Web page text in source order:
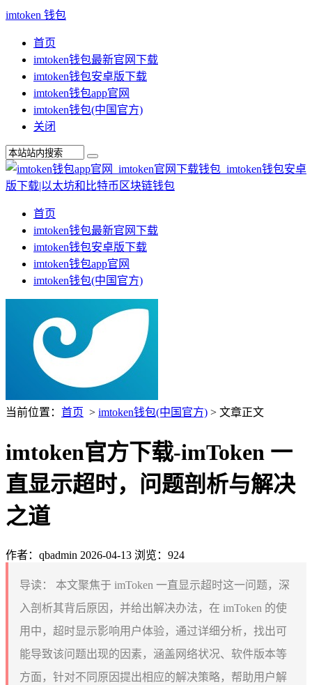
imtoken 钱包
首页
imtoken钱包最新官网下载
imtoken钱包安卓版下载
imtoken钱包app官网
imtoken钱包(中国官方)
关闭
首页
imtoken钱包最新官网下载
imtoken钱包安卓版下载
imtoken钱包app官网
imtoken钱包(中国官方)
当前位置： 首页 > imtoken钱包(中国官方) > 文章正文
imtoken官方下载-imToken 一
直显示超时，问题剖析与解决
之道
作者：qbadmin 2026-04-13 浏览：924
导读：
本文聚焦于 imToken 一直显示超时这一问题，深
入剖析其背后原因，并给出解决办法，在 imToken 的使
用中，超时显示影响用户体验，通过详细分析，找出可
能导致该问题出现的因素，涵盖网络状况、软件版本等
方面，针对不同原因提出相应的解决策略，帮助用户解